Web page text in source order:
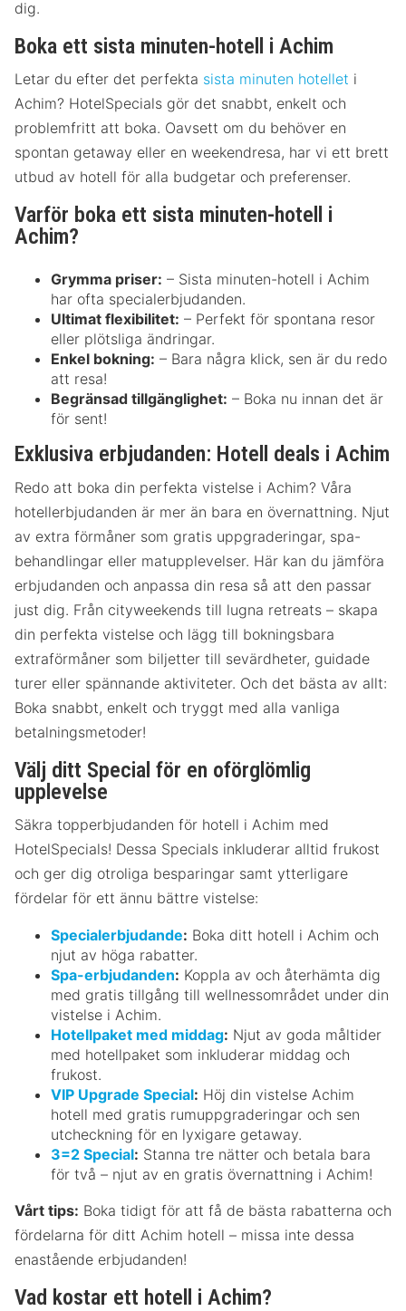
dig.
Boka ett sista minuten-hotell i Achim
Letar du efter det perfekta sista minuten hotellet i
Achim? HotelSpecials gör det snabbt, enkelt och
problemfritt att boka. Oavsett om du behöver en
spontan getaway eller en weekendresa, har vi ett brett
utbud av hotell för alla budgetar och preferenser.
Varför boka ett sista minuten-hotell i
Achim?
Grymma priser: – Sista minuten-hotell i Achim
har ofta specialerbjudanden.
Ultimat flexibilitet: – Perfekt för spontana resor
eller plötsliga ändringar.
Enkel bokning: – Bara några klick, sen är du redo
att resa!
Begränsad tillgänglighet: – Boka nu innan det är
för sent!
Exklusiva erbjudanden: Hotell deals i Achim
Redo att boka din perfekta vistelse i Achim? Våra
hotellerbjudanden är mer än bara en övernattning. Njut
av extra förmåner som gratis uppgraderingar, spa-
behandlingar eller matupplevelser. Här kan du jämföra
erbjudanden och anpassa din resa så att den passar
just dig. Från cityweekends till lugna retreats – skapa
din perfekta vistelse och lägg till bokningsbara
extraförmåner som biljetter till sevärdheter, guidade
turer eller spännande aktiviteter. Och det bästa av allt:
Boka snabbt, enkelt och tryggt med alla vanliga
betalningsmetoder!
Välj ditt Special för en oförglömlig
upplevelse
Säkra topperbjudanden för hotell i Achim med
HotelSpecials! Dessa Specials inkluderar alltid frukost
och ger dig otroliga besparingar samt ytterligare
fördelar för ett ännu bättre vistelse:
Specialerbjudande: Boka ditt hotell i Achim och
njut av höga rabatter.
Spa-erbjudanden: Koppla av och återhämta dig
med gratis tillgång till wellnessområdet under din
vistelse i Achim.
Hotellpaket med middag: Njut av goda måltider
med hotellpaket som inkluderar middag och
frukost.
VIP Upgrade Special: Höj din vistelse Achim
hotell med gratis rumuppgraderingar och sen
utcheckning för en lyxigare getaway.
3=2 Special: Stanna tre nätter och betala bara
för två – njut av en gratis övernattning i Achim!
Vårt tips: Boka tidigt för att få de bästa rabatterna och
fördelarna för ditt Achim hotell – missa inte dessa
enastående erbjudanden!
Vad kostar ett hotell i Achim?